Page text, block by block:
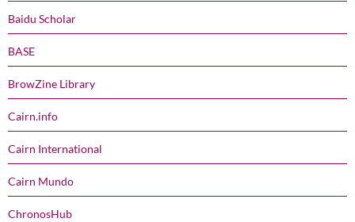
Baidu Scholar
BASE
BrowZine Library
Cairn.info
Cairn International
Cairn Mundo
ChronosHub